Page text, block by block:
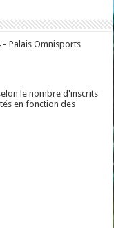
Palais Omnisports
le nombre d'inscrits
en fonction des